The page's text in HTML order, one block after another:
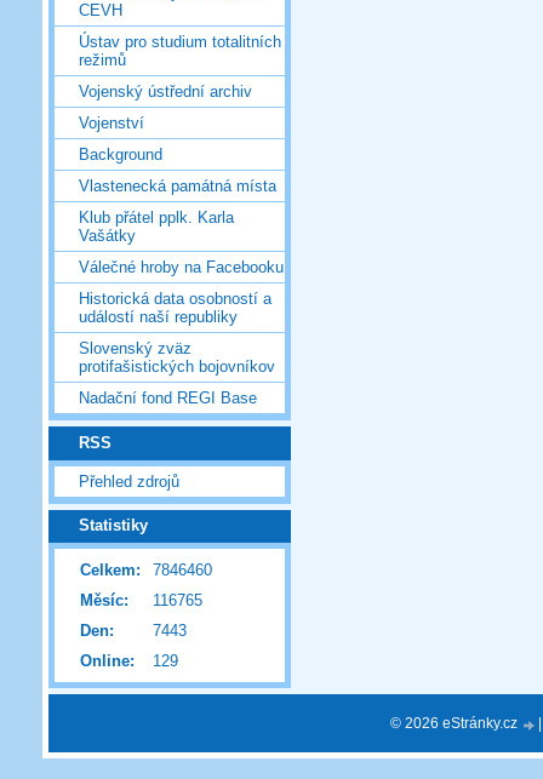
CEVH
Ústav pro studium totalitních
režimů
Vojenský ústřední archiv
Vojenství
Background
Vlastenecká památná místa
Klub přátel pplk. Karla
Vašátky
Válečné hroby na Facebooku
Historická data osobností a
událostí naší republiky
Slovenský zväz
protifašistických bojovníkov
Nadační fond REGI Base
RSS
Přehled zdrojů
Statistiky
Online: 129
Celkem:
7846460
Měsíc:
116765
Den:
7443
© 2026 eStránky.cz